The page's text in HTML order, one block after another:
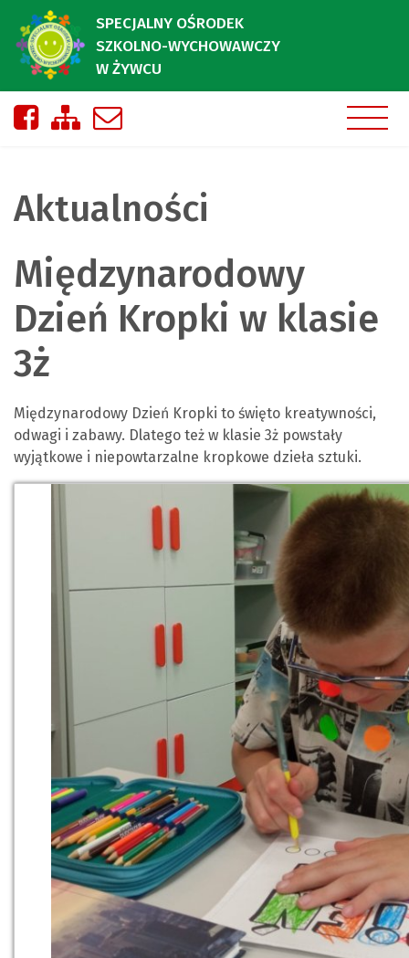
SPECJALNY OŚRODEK
SZKOLNO-WYCHOWAWCZY
W ŻYWCU
Nasza strona na Facebooku
Zobacz mapę strony
Aktualności
Międzynarodowy
Dzień Kropki w klasie
3ż
Międzynarodowy Dzień Kropki to święto kreatywności,
odwagi i zabawy. Dlatego też w klasie 3ż powstały
wyjątkowe i niepowtarzalne kropkowe dzieła sztuki.